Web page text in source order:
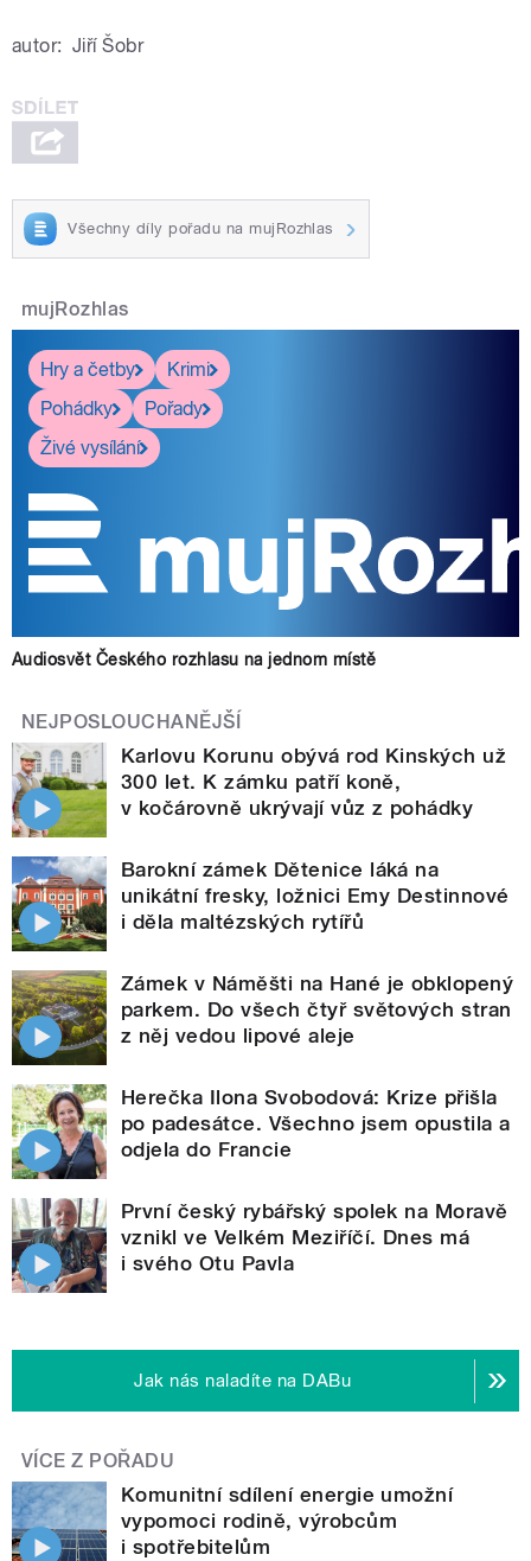
autor: Jiří Šobr
Všechny díly pořadu na mujRozhlas
mujRozhlas
Hry a četby
Krimi
Pohádky
Pořady
Živé vysílání
Audiosvět Českého rozhlasu na jednom místě
NEJPOSLOUCHANĚJŠÍ
Karlovu Korunu obývá rod Kinských už
300 let. K zámku patří koně,
v kočárovně ukrývají vůz z pohádky
Barokní zámek Dětenice láká na
unikátní fresky, ložnici Emy Destinnové
i děla maltézských rytířů
Zámek v Náměšti na Hané je obklopený
parkem. Do všech čtyř světových stran
z něj vedou lipové aleje
Herečka Ilona Svobodová: Krize přišla
po padesátce. Všechno jsem opustila a
odjela do Francie
První český rybářský spolek na Moravě
vznikl ve Velkém Meziříčí. Dnes má
i svého Otu Pavla
Jak nás naladíte na DABu
VÍCE Z POŘADU
Komunitní sdílení energie umožní
vypomoci rodině, výrobcům
i spotřebitelům